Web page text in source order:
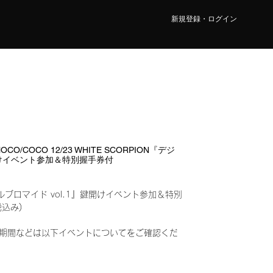
新規登録・ログイン
COCO 12/23 WHITE SCORPION『デジ
ベント参加＆特別握手券付
ブロマイド vol.1』鍵開けイベント参加＆特別
み)
間などは以下イベントについてをご確認くだ